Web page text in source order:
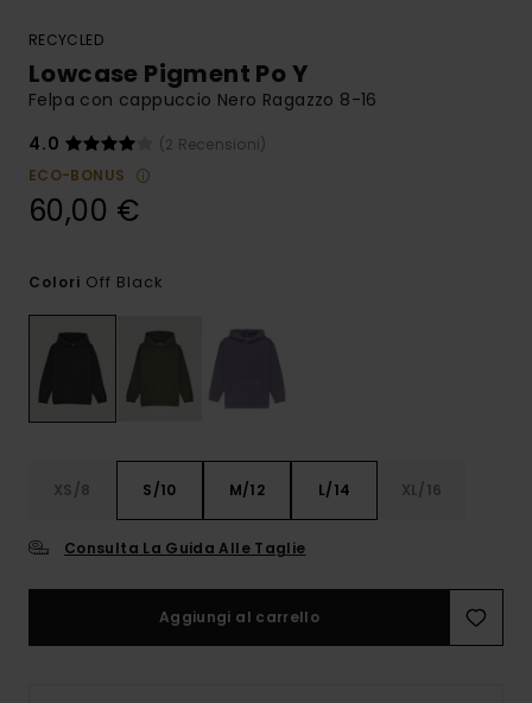
RECYCLED
Lowcase Pigment Po Y
Felpa con cappuccio Nero Ragazzo 8-16
4.0
(2 Recensioni)
ECO-BONUS
60,00 €
Colori Off Black
XS/8 S/10 M/12 L/14 XL/16
Consulta La Guida Alle Taglie
Aggiungi al carrello